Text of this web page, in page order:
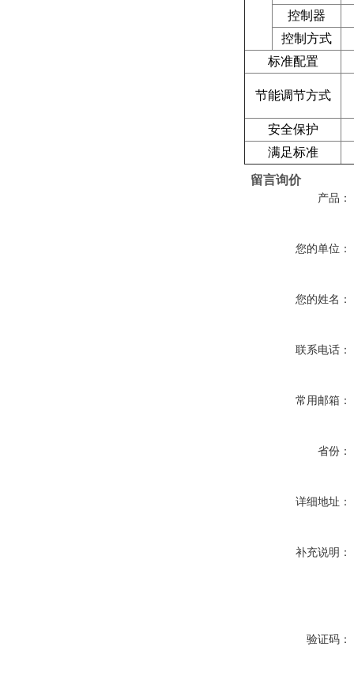
控制器
控制方式
标准配置
节能调节方式
安全保护
满足标准
留言询价
产品：
您的单位：
您的姓名：
联系电话：
常用邮箱：
省份：
详细地址：
补充说明：
验证码：